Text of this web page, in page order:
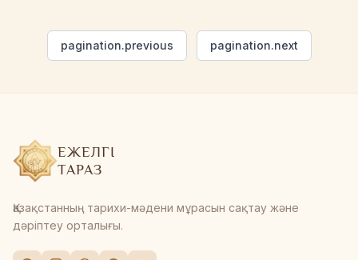
pagination.previous pagination.next
ЕЖЕЛГІ
ТАРАЗ
Қазақстанның тарихи-мәдени мұрасын сақтау және
дәріптеу орталығы.